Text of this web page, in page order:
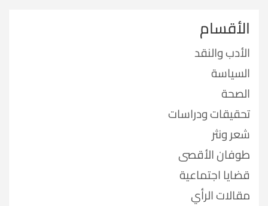
الأقسام
الأدب والنقد
السياسة
الصحة
تحقيقات ودراسات
شعر ونثر
طوفان الأقصى
قضايا اجتماعية
مقالات الرأي